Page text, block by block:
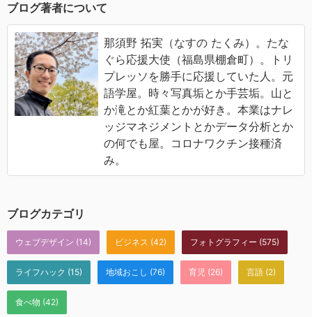
ブログ著者について
那須野 拓実（なすの たくみ）。たな
ぐら応援大使（福島県棚倉町）。トリ
プレッソを勝手に応援していた人。元
語学屋。時々写真垢とか手芸垢。山と
か滝とか紅葉とかが好き。本業はナレ
ッジマネジメントとかデータ分析とか
の何でも屋。コロナワクチン接種済
み。
ブログカテゴリ
ウェブデザイン (14) ビジネス (42) フォトグラフィー (575)
ライフハック (15) 地域おこし (76) 育児 (26) 言語 (2)
食べ物 (42)